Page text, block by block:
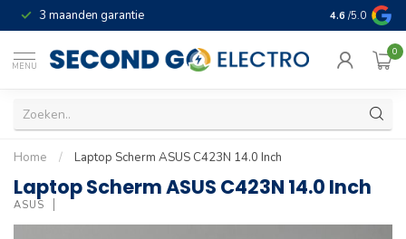
3 maanden garantie Geld terug
4.6 /5.0
MENU
0
Home / Laptop Scherm ASUS C423N 14.0 Inch
Laptop Scherm ASUS C423N 14.0 Inch
ASUS